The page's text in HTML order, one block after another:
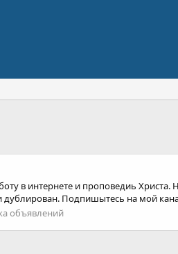
в интернете и проповедиь
Подпишытесь на мой
объявлений